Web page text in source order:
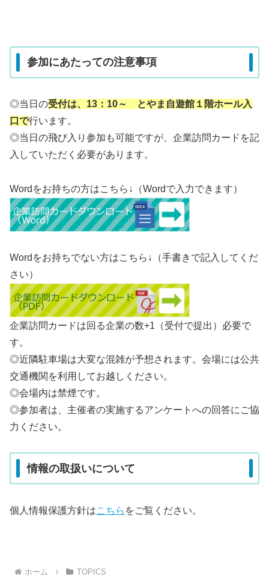
参加にあたっての注意事項
◎当日の受付は、13：10～ とやま自遊館１階ホール入
口で行います。
◎当日の飛び入り参加も可能ですが、企業訪問カードを記
入していただく必要があります。
Wordをお持ちの方はこちら↓（Wordで入力できます）
Wordをお持ちでない方はこちら↓（手書きで記入してくだ
さい）
企業訪問カードは回る企業の数+1（受付で提出）必要で
す。
◎近隣駐車場は大変な混雑が予想されます。会場には公共
交通機関を利用してお越しください。
◎会場内は禁煙です。
◎参加者は、主催者の実施するアンケートへの回答にご協
力ください。
情報の取扱いについて
個人情報保護方針はこちら をご覧ください。
ホーム TOPICS